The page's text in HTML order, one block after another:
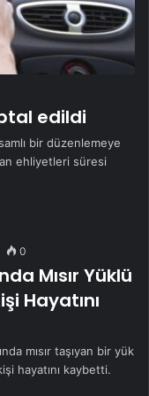
edildi
bir düzenlemeye
ehliyetleri süresi
0
Mısır Yüklü
Hayatını
mısır taşıyan bir yük
hayatını kaybetti.